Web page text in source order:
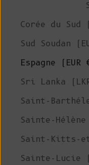
Corée du Sud
Sud Soudan
Espagne (EUR
Sri Lanka
Saint-
Sainte-Hélène
Saint-Kitts-
Sainte-Lucie